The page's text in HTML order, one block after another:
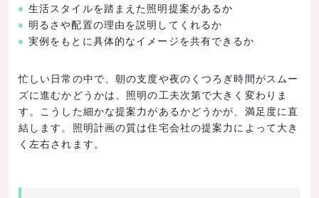
生活スタイルを踏まえた照明提案があるか
明るさや配置の理由を説明してくれるか
実例をもとに具体的なイメージを共有できるか
忙しい日常の中で、朝の支度や夜のくつろぎ時間がスムー
ズに進むかどうかは、照明の工夫次第で大きく変わりま
す。こうした細かな提案力があるかどうかが、満足度に直
結します。照明計画の質は住宅会社の提案力によって大き
く左右されます。